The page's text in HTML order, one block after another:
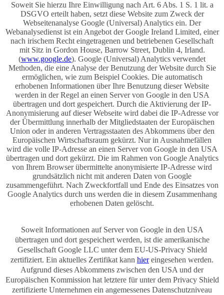
Soweit Sie hierzu Ihre Einwilligung nach Art. 6 Abs. 1 S. 1 lit. a
DSGVO erteilt haben, setzt diese Website zum Zweck der
Webseitenanalyse Google (Universal) Analytics ein. Der
Webanalysedienst ist ein Angebot der Google Ireland Limited, einer
nach irischem Recht eingetragenen und betriebenen Gesellschaft
mit Sitz in Gordon House, Barrow Street, Dublin 4, Irland.
(www.google.de). Google (Universal) Analytics verwendet
Methoden, die eine Analyse der Benutzung der Website durch Sie
ermöglichen, wie zum Beispiel Cookies. Die automatisch
erhobenen Informationen über Ihre Benutzung dieser Website
werden in der Regel an einen Server von Google in den USA
übertragen und dort gespeichert. Durch die Aktivierung der IP-
Anonymisierung auf dieser Webseite wird dabei die IP-Adresse vor
der Übermittlung innerhalb der Mitgliedstaaten der Europäischen
Union oder in anderen Vertragsstaaten des Abkommens über den
Europäischen Wirtschaftsraum gekürzt. Nur in Ausnahmefällen
wird die volle IP-Adresse an einen Server von Google in den USA
übertragen und dort gekürzt. Die im Rahmen von Google Analytics
von Ihrem Browser übermittelte anonymisierte IP-Adresse wird
grundsätzlich nicht mit anderen Daten von Google
zusammengeführt. Nach Zweckfortfall und Ende des Einsatzes von
Google Analytics durch uns werden die in diesem Zusammenhang
erhobenen Daten gelöscht.
Soweit Informationen auf Server von Google in den USA
übertragen und dort gespeichert werden, ist die amerikanische
Gesellschaft Google LLC unter dem EU-US-Privacy Shield
zertifiziert. Ein aktuelles Zertifikat kann hiereingesehen werden.
Aufgrund dieses Abkommens zwischen den USA und der
Europäischen Kommission hat letztere für unter dem Privacy Shield
zertifizierte Unternehmen ein angemessenes Datenschutzniveau